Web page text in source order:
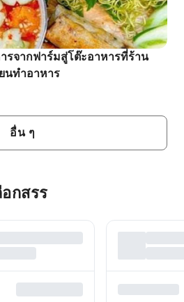
รจากฟาร์มสู่โต๊ะอาหารที่ร้าน
นทําอาหาร
อื่น ๆ
กสรร